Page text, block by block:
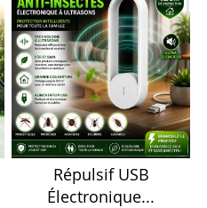
Répulsif USB
Électronique...